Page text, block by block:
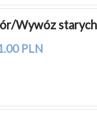
Wywóz
PLN